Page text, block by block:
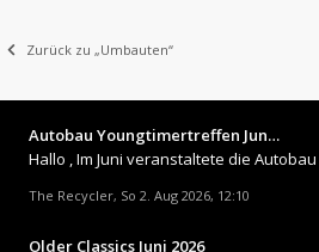
Zurück zu „Umbauten“
Autobau Youngtimertreffen Jun…
The Recycler, So 2. Aug 2026, 12:10
Older Classics Juni 2026